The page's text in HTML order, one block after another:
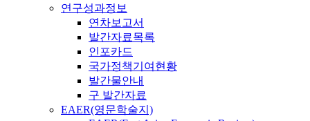
연구성과정보
연차보고서
발간자료목록
인포카드
국가정책기여현황
발간물안내
구 발간자료
EAER(영문학술지)